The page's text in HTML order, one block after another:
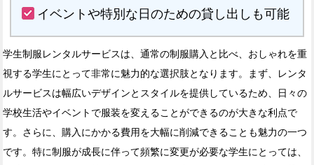
イベントや特別な日のための貸し出しも可能
学生制服レンタルサービスは、通常の制服購入と比べ、おしゃれを重
視する学生にとって非常に魅力的な選択肢となります。まず、レンタ
ルサービスは幅広いデザインとスタイルを提供しているため、日々の
学校生活やイベントで服装を変えることができるのが大きな利点で
す。さらに、購入にかかる費用を大幅に削減できることも魅力の一つ
です。特に制服が成長に伴って頻繁に変更が必要な学生にとっては、